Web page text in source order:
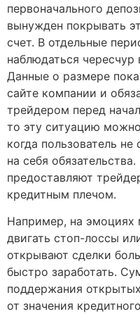
первоначального
вынужден покрывать
счет. В отдельные
наблюдаться чересчур
Данные о размере
сайте компании и
трейдером перед
то эту ситуацию
когда пользователь
на себя
предоставляют
кредитным плечом.
Например, на эмоциях
двигать стоп-лоссы
открывают сделки
быстро заработать.
поддержания
от значения